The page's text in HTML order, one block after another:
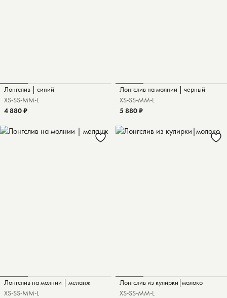
Лонгслив | синий
XS-SS-MM-L
4 880 ₽
Лонгслив на молнии | черный
XS-SS-MM-L
5 880 ₽
Лонгслив на молнии | меланж
XS-SS-MM-L
Лонгслив из кулирки|молоко
XS-SS-MM-L